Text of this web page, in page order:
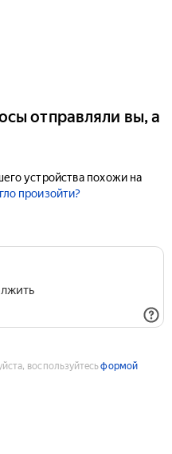
отправляли вы, а
устройства похожи на
произойти?
воспользуйтесьформой